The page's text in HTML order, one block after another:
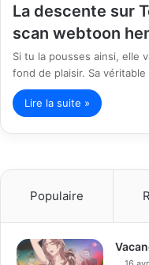
La descente sur
scan webtoon
Si tu la pousses ainsi, elle
fond de plaisir. Sa
Lire la suite »
Populaire